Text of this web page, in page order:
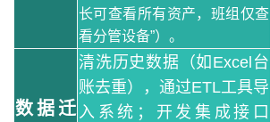
长可查看所有资产，班组仅查
看分管设备”）。
数据迁
清洗历史数据（如Excel台
账去重），通过ETL工具导
入系统；开发集成接口